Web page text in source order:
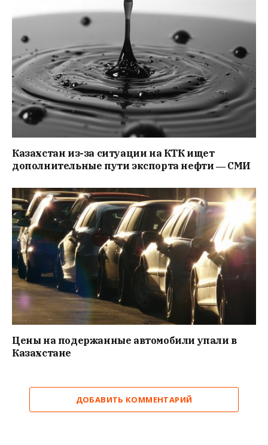
Казахстан из-за ситуации на КТК ищет
дополнительные пути экспорта нефти ― СМИ
Цены на подержанные автомобили упали в
Казахстане
ДОБАВИТЬ КОММЕНТАРИЙ